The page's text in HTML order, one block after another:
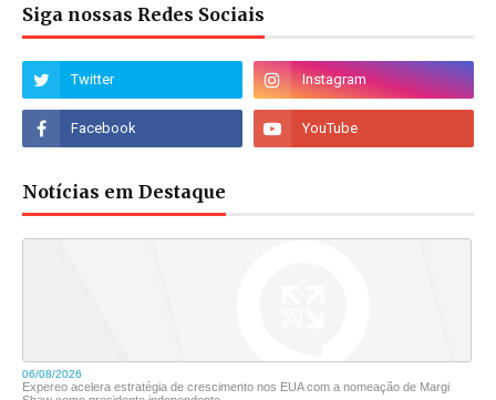
Siga nossas Redes Sociais
Notícias em Destaque